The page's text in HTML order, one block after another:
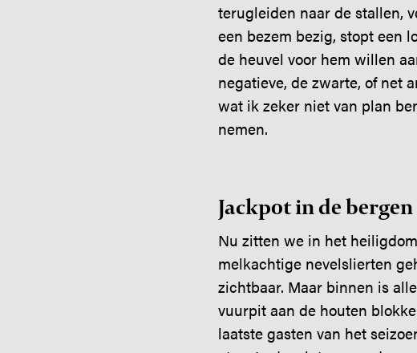
terugleiden naar de stallen,
een bezem bezig, stopt een
de heuvel voor hem willen
negatieve, de zwarte, of net
wat ik zeker niet van plan
nemen.
Jackpot in de bergen
Nu zitten we in het
melkachtige nevelslierten
zichtbaar. Maar binnen is
vuurpit aan de houten
laatste gasten van het